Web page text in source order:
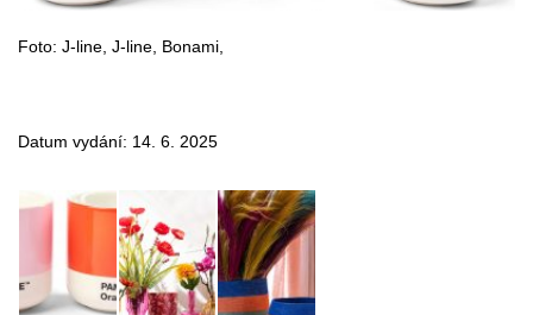
Foto: J-line, J-line, Bonami,
Datum vydání: 14. 6. 2025